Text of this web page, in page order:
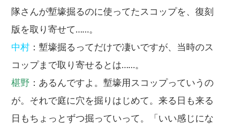
隊さんが塹壕掘るのに使ってたスコップを、復刻
版を取り寄せて……。
中村 ：塹壕掘るってだけで凄いですが、当時のス
コップまで取り寄せるとは……。
椹野 ：あるんですよ。塹壕用スコップっていうの
が。それで庭に穴を掘りはじめて。来る日も来る
日もちょっとずつ掘っていって。「いい感じにな